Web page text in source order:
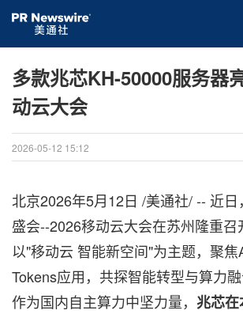
多款兆芯KH-50000服务器
动云大会
2026-05-12 15:12
北京2026年5月12日 /美通社/ -- 近
盛会--2026移动云大会在苏州隆重召
以"移动云 智能新空间"为主题，聚焦
Tokens应用，共探智能转型与算力融
作为国内自主算力中坚力量， 兆芯在